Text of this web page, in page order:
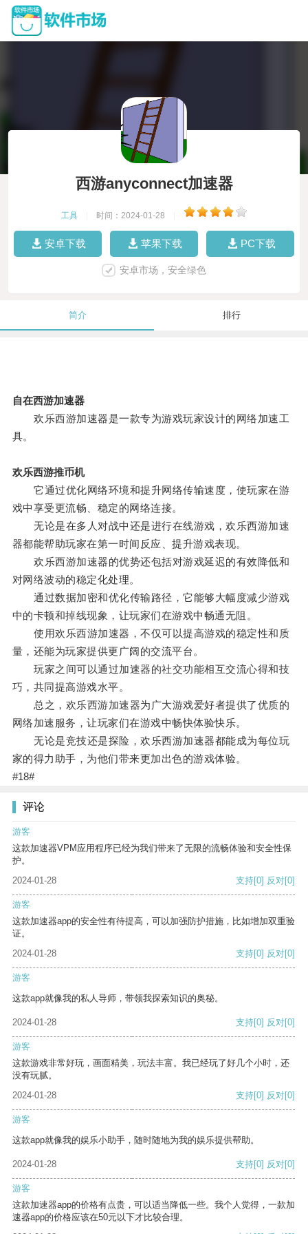
西游anyconnect加速器
工具 时间：2024-01-28
安卓下载 苹果下载 PC下载
安卓市场，安全绿色
简介 排行
自在西游加速器
欢乐西游加速器是一款专为游戏玩家设计的网络加速工
具。
欢乐西游推币机
它通过优化网络环境和提升网络传输速度，使玩家在游
戏中享受更流畅、稳定的网络连接。
无论是在多人对战中还是进行在线游戏，欢乐西游加速
器都能帮助玩家在第一时间反应、提升游戏表现。
欢乐西游加速器的优势还包括对游戏延迟的有效降低和
对网络波动的稳定化处理。
通过数据加密和优化传输路径，它能够大幅度减少游戏
中的卡顿和掉线现象，让玩家们在游戏中畅通无阻。
使用欢乐西游加速器，不仅可以提高游戏的稳定性和质
量，还能为玩家提供更广阔的交流平台。
玩家之间可以通过加速器的社交功能相互交流心得和技
巧，共同提高游戏水平。
总之，欢乐西游加速器为广大游戏爱好者提供了优质的
网络加速服务，让玩家们在游戏中畅快体验快乐。
无论是竞技还是探险，欢乐西游加速器都能成为每位玩
家的得力助手，为他们带来更加出色的游戏体验。
#18#
评论
游客
这款加速器VPM应用程序已经为我们带来了无限的流畅体验和安全性保
护。
2024-01-28
支持[0] 反对[0]
游客
这款加速器app的安全性有待提高，可以加强防护措施，比如增加双重验
证。
2024-01-28
支持[0] 反对[0]
游客
这款app就像我的私人导师，带领我探索知识的奥秘。
2024-01-28 支持[0] 反对[0]
游客
这款游戏非常好玩，画面精美，玩法丰富。我已经玩了好几个小时，还
没有玩腻。
2024-01-28
支持[0] 反对[0]
游客
这款app就像我的娱乐小助手，随时随地为我的娱乐提供帮助。
2024-01-28 支持[0] 反对[0]
游客
这款加速器app的价格有点贵，可以适当降低一些。我个人觉得，一款加
速器app的价格应该在50元以下才比较合理。